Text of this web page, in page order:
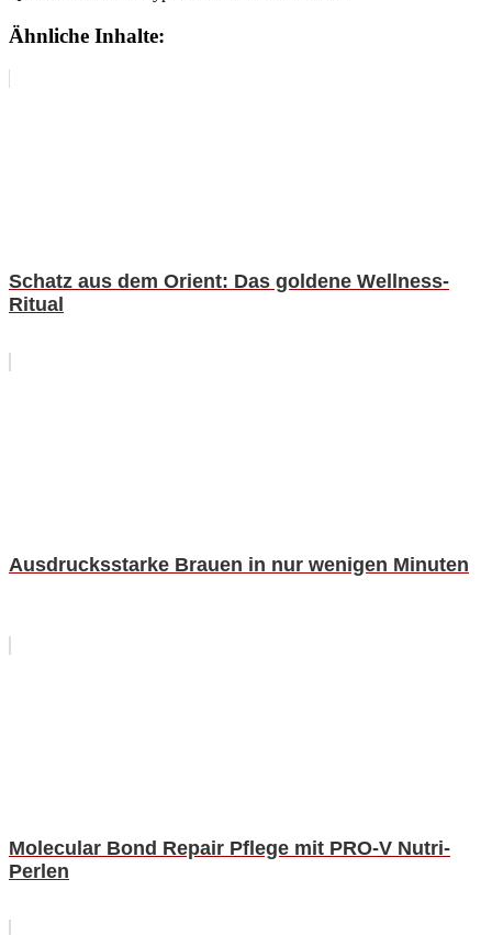
Ähnliche Inhalte:
Schatz aus dem Orient: Das goldene Wellness-
Ritual
Ausdrucksstarke Brauen in nur wenigen Minuten
Molecular Bond Repair Pflege mit PRO-V Nutri-
Perlen